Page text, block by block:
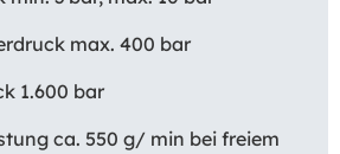
max. 400 bar
1.600 bar
ca. 550 g/ min bei freiem